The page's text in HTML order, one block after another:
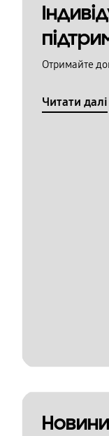
Отримайте
Читати далі